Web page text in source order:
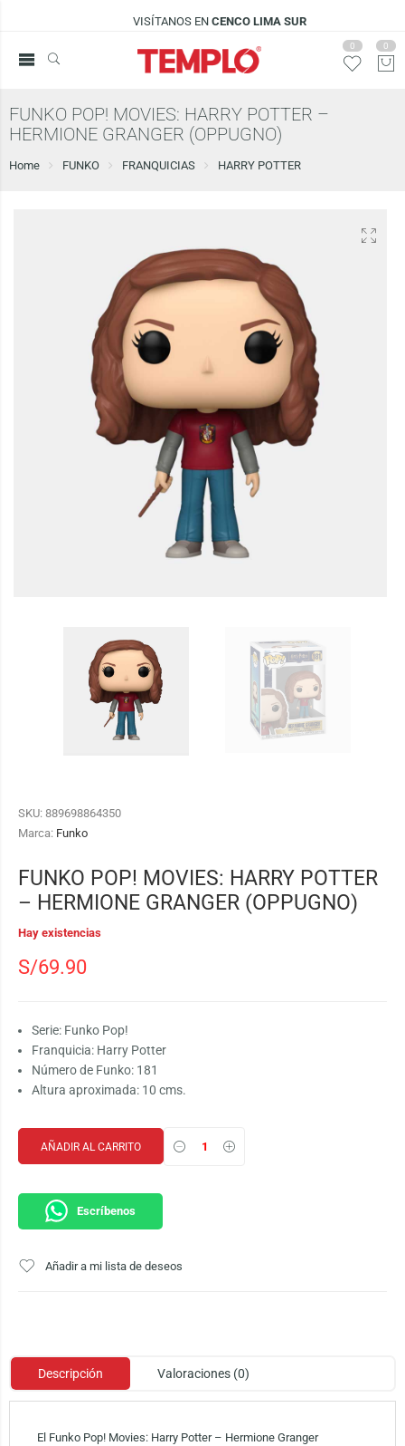
VISÍTANOS ENCENCO LIMA SUR
0 0
FUNKO POP! MOVIES: HARRY POTTER –
HERMIONE GRANGER (OPPUGNO)
Home FUNKO FRANQUICIAS HARRY POTTER
SKU: 889698864350
Marca: Funko
FUNKO POP! MOVIES: HARRY POTTER
– HERMIONE GRANGER (OPPUGNO)
Hay existencias
S/69.90
Serie: Funko Pop!
Franquicia: Harry Potter
Número de Funko: 181
Altura aproximada: 10 cms.
AÑADIR AL CARRITO
Escríbenos
Añadir a mi lista de deseos
Descripción Valoraciones (0)
El Funko Pop! Movies: Harry Potter – Hermione Granger